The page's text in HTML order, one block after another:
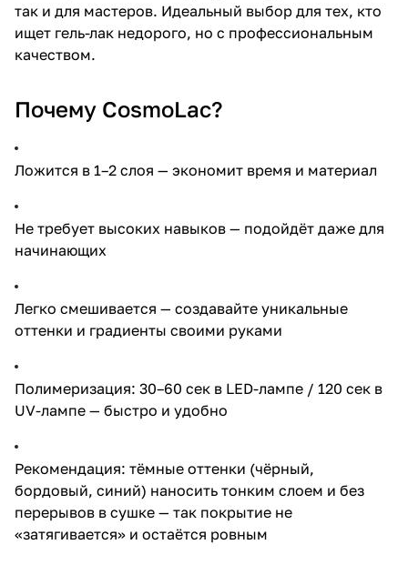
так и для мастеров. Идеальный выбор для тех, кто
ищет гель-лак недорого, но с профессиональным
качеством.
Почему CosmoLac?
Ложится в 1–2 слоя — экономит время и материал
Не требует высоких навыков — подойдёт даже для
начинающих
Легко смешивается — создавайте уникальные
оттенки и градиенты своими руками
Полимеризация: 30–60 сек в LED-лампе / 120 сек в
UV-лампе — быстро и удобно
Рекомендация: тёмные оттенки (чёрный,
бордовый, синий) наносить тонким слоем и без
перерывов в сушке — так покрытие не
«затягивается» и остаётся ровным